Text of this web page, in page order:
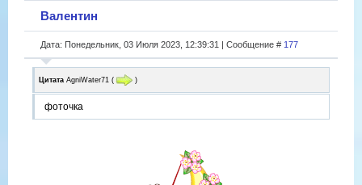
Валентин
Дата: Понедельник, 03 Июля 2023, 12:39:31 | Сообщение # 177
Цитата AgniWater71 ( )
фоточка